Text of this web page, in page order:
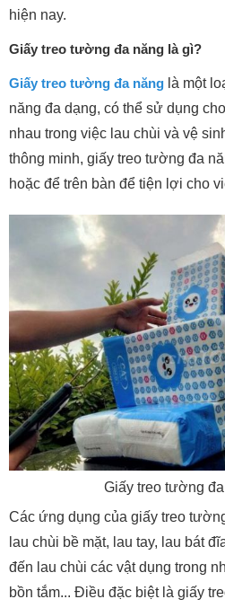
hiện nay.
Giấy treo tường đa năng là gì?
Giấy treo tường đa năng là một
năng đa dạng, có thể sử dụng
nhau trong việc lau chùi và vệ
thông minh, giấy treo tường đa
hoặc để trên bàn để tiện lợi cho
Giấy treo tường
Các ứng dụng của giấy treo
lau chùi bề mặt, lau tay, lau bát
đến lau chùi các vật dụng trong
bồn tắm... Điều đặc biệt là giấy